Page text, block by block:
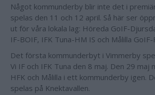
Något kommunderby blir inte det i
spelas den 11 och 12 april. Så här ser
ut för våra lokala lag: Höreda GoIF-
IF-BOIF, IFK Tuna-HM IS och Målilla GoIF-
Det första kommunderbyt i Vimmerby
Vi IF och IFK Tuna den 8 maj. Den 29 maj
HFK och Målilla i ett kommunderby igen.
spelas på Knektavallen.